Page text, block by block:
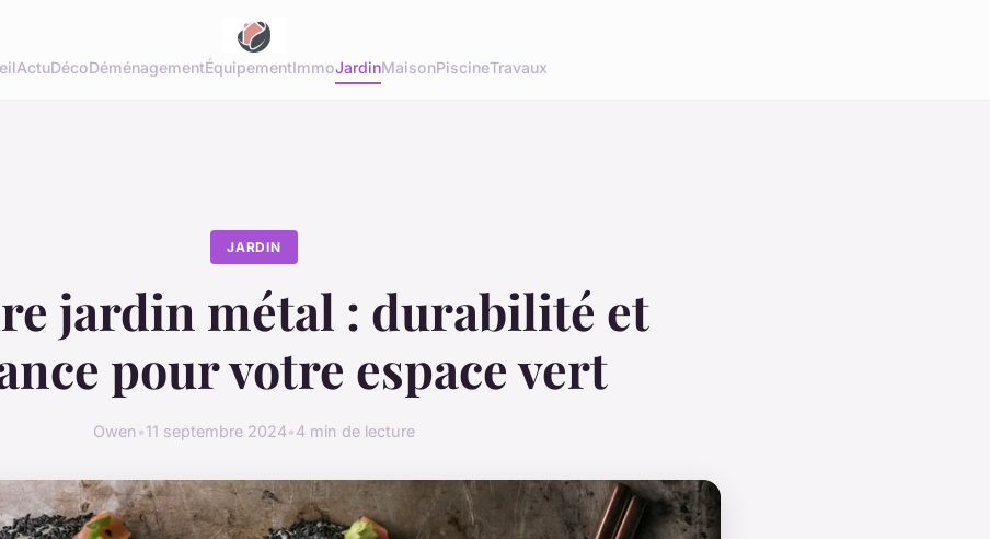
ActuDécoDéménagementÉquipementImmoJardinMaisonPiscineTravaux
JARDIN
jardin métal : durabilité et
pour votre espace vert
Owen•11 septembre 2024•4 min de lecture